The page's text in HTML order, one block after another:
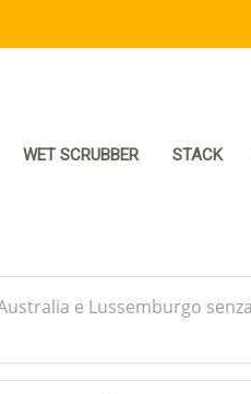
WET SCRUBBER STACK
e Lussemburgo